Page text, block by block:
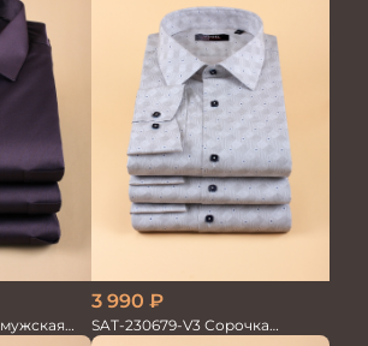
3 990 ₽
SAT-230679-V3 Сорочка